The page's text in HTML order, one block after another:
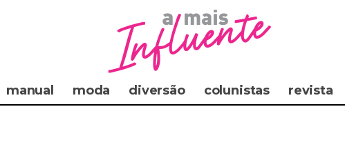
manual moda diversão colunistas revista